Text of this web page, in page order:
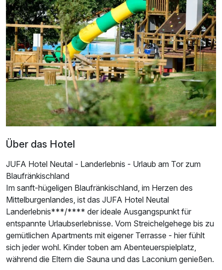
Ausstattung
Für 6 Tage p.P. ab249,00 €
Doppelzimmer Basis
1 Erwachsenen und 1 Kind
Über das Hotel
JUFA Hotel Neutal - Landerlebnis - Urlaub am Tor zum
Blaufränkischland
Im sanft-hügeligen Blaufränkischland, im Herzen des
Mittelburgenlandes, ist das JUFA Hotel Neutal
Landerlebnis***/**** der ideale Ausgangspunkt für
entspannte Urlaubserlebnisse. Vom Streichelgehege bis zu
gemütlichen Apartments mit eigener Terrasse - hier fühlt
sich jeder wohl. Kinder toben am Abenteuerspielplatz,
während die Eltern die Sauna und das Laconium genießen.